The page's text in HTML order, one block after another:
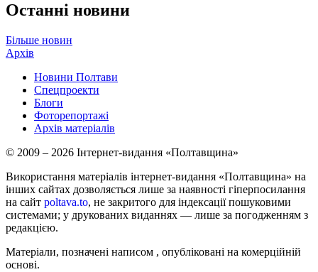
Останні новини
Більше новин
Архів
Новини Полтави
Спецпроекти
Блоги
Фоторепортажі
Архів матеріалів
© 2009 – 2026 Інтернет-видання «Полтавщина»
Використання матеріалів інтернет-видання «Полтавщина» на
інших сайтах дозволяється лише за наявності гіперпосилання
на сайт poltava.to, не закритого для індексації пошуковими
системами; у друкованих виданнях — лише за погодженням з
редакцією.
Матеріали, позначені написом , опубліковані на комерційній
основі.